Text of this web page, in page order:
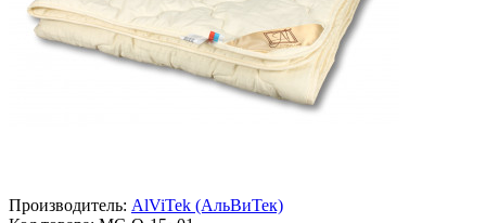
Производитель: AlViTek (АльВиТек)